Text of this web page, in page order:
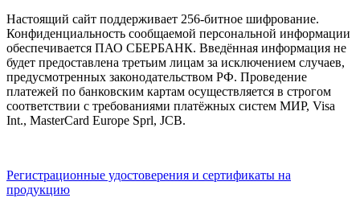
Настоящий сайт поддерживает 256-битное шифрование.
Конфиденциальность сообщаемой персональной информации
обеспечивается ПАО СБЕРБАНК. Введённая информация не
будет предоставлена третьим лицам за исключением случаев,
предусмотренных законодательством РФ. Проведение
платежей по банковским картам осуществляется в строгом
соответствии с требованиями платёжных систем МИР, Visa
Int., MasterCard Europe Sprl, JCB.
Регистрационные удостоверения и сертификаты на
продукцию